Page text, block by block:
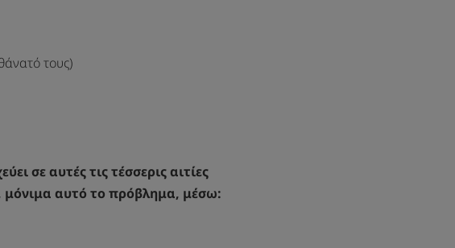
τους)
σε αυτές τις τέσσερις αιτίες
μόνιμα αυτό το πρόβλημα, μέσω: